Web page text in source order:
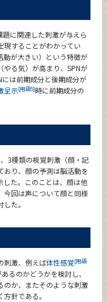
に関連した刺激が与えら
現することがわかってい
動が大きい）という特徴が
やる気）が高まり、SPNが
は前期成分と後期成分が
呈示[用語5]時に前期成分の
3種類の視覚刺激（顔・記
おり、顔の予測は脳活動を
した。このことは、顔は他
今回は声について顔と同様
た。
刺激、例えば体性感覚[用語
るのかどうかを検討し、
のか、またそのような刺激
針である。